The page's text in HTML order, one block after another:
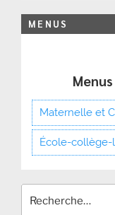
MENUS
Maternelle et
École-collège-